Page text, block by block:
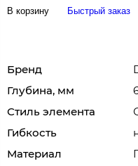
В корзину Быстрый заказ
Бренд
Глубина, мм
Стиль элемента
Гибкость
Материал